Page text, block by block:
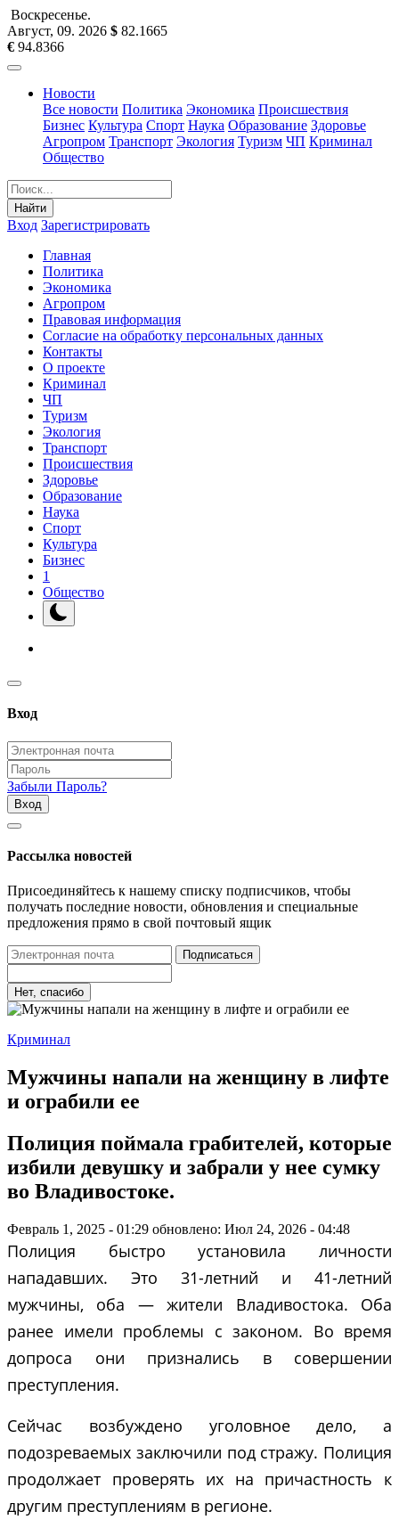
Воскресенье.
Август, 09. 2026 $ 82.1665
€ 94.8366
Новости
Все новости Политика Экономика Происшествия
Бизнес Культура Спорт Наука Образование Здоровье
Агропром Транспорт Экология Туризм ЧП Криминал
Общество
Найти
Вход Зарегистрировать
Главная
Политика
Экономика
Агропром
Правовая информация
Согласие на обработку персональных данных
Контакты
О проекте
Криминал
ЧП
Туризм
Экология
Транспорт
Происшествия
Здоровье
Образование
Наука
Спорт
Культура
Бизнес
1
Общество
Вход
Забыли Пароль?
Вход
Рассылка новостей
Присоединяйтесь к нашему списку подписчиков, чтобы
получать последние новости, обновления и специальные
предложения прямо в свой почтовый ящик
Подписаться
Нет, спасибо
Криминал
Мужчины напали на женщину в лифте
и ограбили ее
Полиция поймала грабителей, которые
избили девушку и забрали у нее сумку
во Владивостоке.
Февраль 1, 2025 - 01:29 обновлено: Июл 24, 2026 - 04:48
Полиция быстро установила личности
нападавших. Это 31-летний и 41-летний
мужчины, оба — жители Владивостока. Оба
ранее имели проблемы с законом. Во время
допроса они признались в совершении
преступления.
Сейчас возбуждено уголовное дело, а
подозреваемых заключили под стражу. Полиция
продолжает проверять их на причастность к
другим преступлениям в регионе.